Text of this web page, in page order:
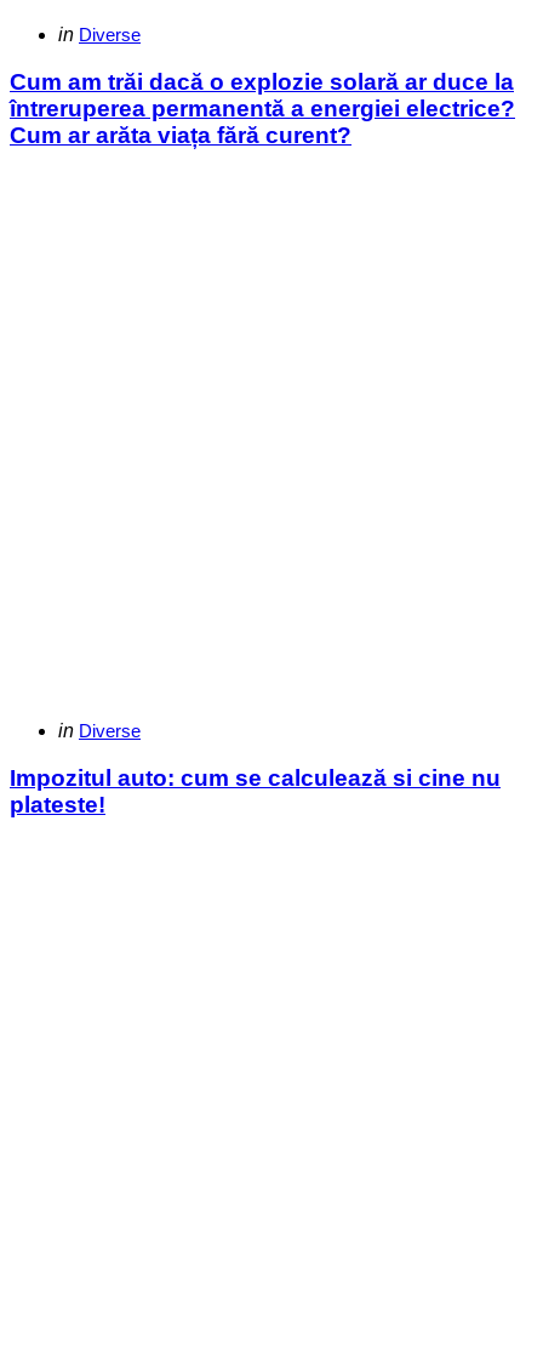
Categories
Posted
in Diverse
Cum am trăi dacă o explozie solară ar duce la
întreruperea permanentă a energiei electrice?
Cum ar arăta viața fără curent?
Categories
Posted
in Diverse
Impozitul auto: cum se calculează si cine nu
plateste!